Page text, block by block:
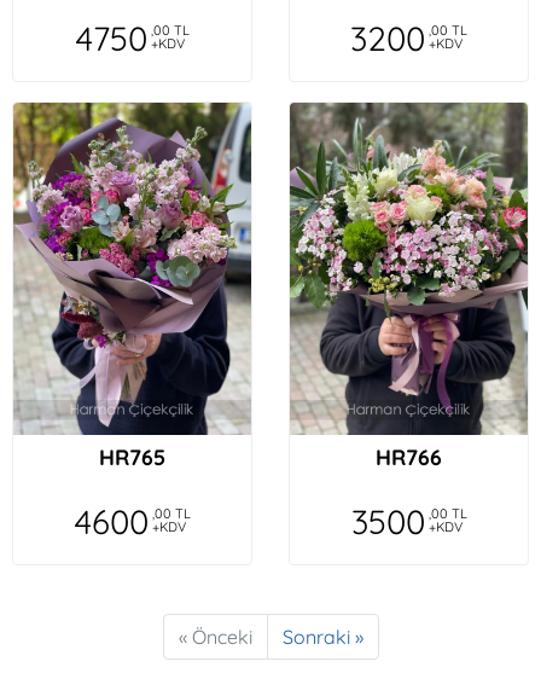
4750 ,00 TL
+KDV 3200 ,00 TL
+KDV
HR765
4600 ,00 TL
+KDV
HR766
3500 ,00 TL
+KDV
« Önceki Sonraki »